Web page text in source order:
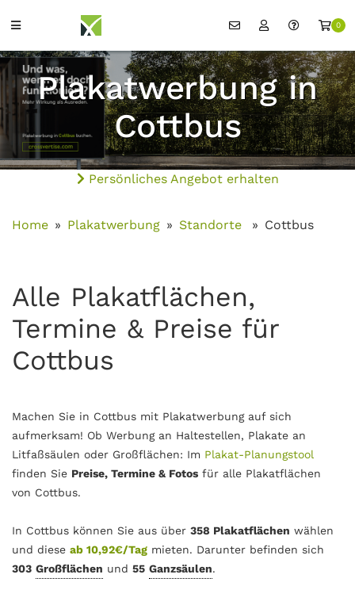
0
Plakatwerbung in
Cottbus
Persönliches Angebot erhalten
Home Plakatwerbung Standorte Cottbus
Alle Plakatflächen,
Termine & Preise für
Cottbus
Machen Sie in Cottbus mit Plakatwerbung auf sich
aufmerksam! Ob Werbung an Haltestellen, Plakate an
Litfaßsäulen oder Großflächen: Im Plakat-Planungstool
finden Sie Preise, Termine & Fotos für alle Plakatflächen
von Cottbus.
In Cottbus können Sie aus über 358 Plakatflächen wählen
und diese ab 10,92€/Tag mieten. Darunter befinden sich
303 Großflächen und 55 Ganzsäulen.